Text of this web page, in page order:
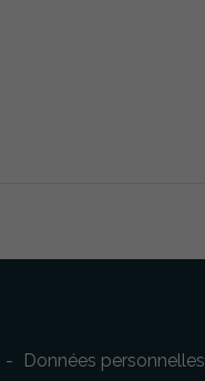
Données personnelles